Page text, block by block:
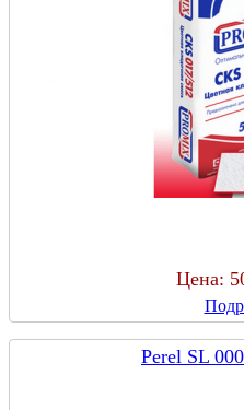
Цена:
Perel SL